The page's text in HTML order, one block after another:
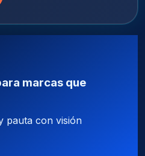
marcas que
pauta con visión